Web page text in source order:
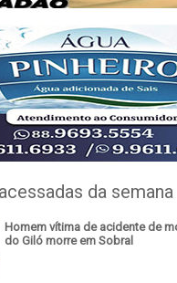
da semana
Homem vítima de acidente de
do Giló morre em Sobral